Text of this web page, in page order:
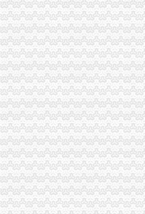
免费注册支付宝-如何免费注册支付宝
9位QQ号免费注册-教育-高清-爱奇艺
股票软件商城_做好的股票查询、分析
城免费注册公司|高新区代理记账|红岛
免费注册咨询,代办绍兴地区公司注册
工商注册,免费注册,**的服务,3天拿证-
免费注册_购物指南_手机中国
免费注册公司价格
如何获得友益文书软件免费注册
免费注册_商国互联网
纳米盒小学教育怎么免费注册纳米盒英
北京商标注册查询免费_商标注册流程
iPhone怎么免费注册ID？-苹果-ZOL问
如何免费注册郊区公司-软银财务咨询
TK域名免费注册及解析图文教程_pc6资
注册公司多少钱免费注册公司_志趣网
【免费注册国内商标免费注册深圳公司